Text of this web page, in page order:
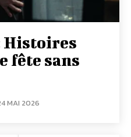
Histoires
fête sans
MAI 2026